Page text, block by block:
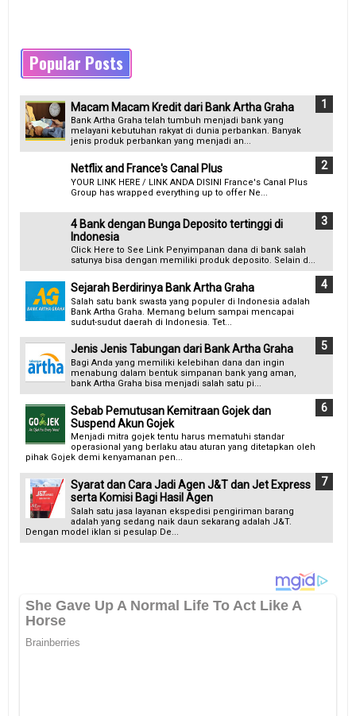
Popular Posts
Macam Macam Kredit dari Bank Artha Graha
Bank Artha Graha telah tumbuh menjadi bank yang
melayani kebutuhan rakyat di dunia perbankan. Banyak
jenis produk perbankan yang menjadi an...
Netflix and France's Canal Plus
YOUR LINK HERE / LINK ANDA DISINI France's Canal Plus
Group has wrapped everything up to offer Ne...
4 Bank dengan Bunga Deposito tertinggi di
Indonesia
Click Here to See Link Penyimpanan dana di bank salah
satunya bisa dengan memiliki produk deposito. Selain d...
Sejarah Berdirinya Bank Artha Graha
Salah satu bank swasta yang populer di Indonesia adalah
Bank Artha Graha. Memang belum sampai mencapai
sudut-sudut daerah di Indonesia. Tet...
Jenis Jenis Tabungan dari Bank Artha Graha
Bagi Anda yang memiliki kelebihan dana dan ingin
menabung dalam bentuk simpanan bank yang aman,
bank Artha Graha bisa menjadi salah satu pi...
Sebab Pemutusan Kemitraan Gojek dan
Suspend Akun Gojek
Menjadi mitra gojek tentu harus mematuhi standar
operasional yang berlaku atau aturan yang ditetapkan oleh
pihak Gojek demi kenyamanan pen...
Syarat dan Cara Jadi Agen J&T dan Jet Express
serta Komisi Bagi Hasil Agen
Salah satu jasa layanan ekspedisi pengiriman barang
adalah yang sedang naik daun sekarang adalah J&T.
Dengan model iklan si pesulap De...